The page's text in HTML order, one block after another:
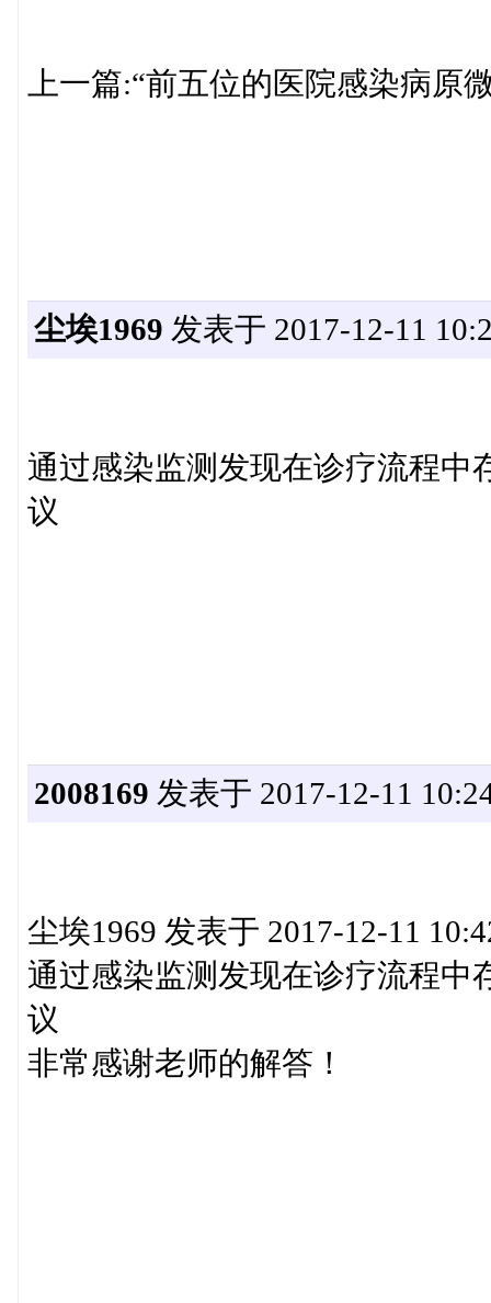
上一篇:“前五位的医院感染病原
尘埃1969 发表于 2017-12-11
通过感染监测发现在诊疗流程中
议
2008169 发表于 2017-12-11
尘埃1969 发表于 2017-12-11
通过感染监测发现在诊疗流程中
议
非常感谢老师的解答！